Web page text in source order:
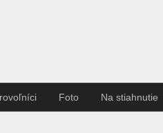
Foto Na stiahnutie